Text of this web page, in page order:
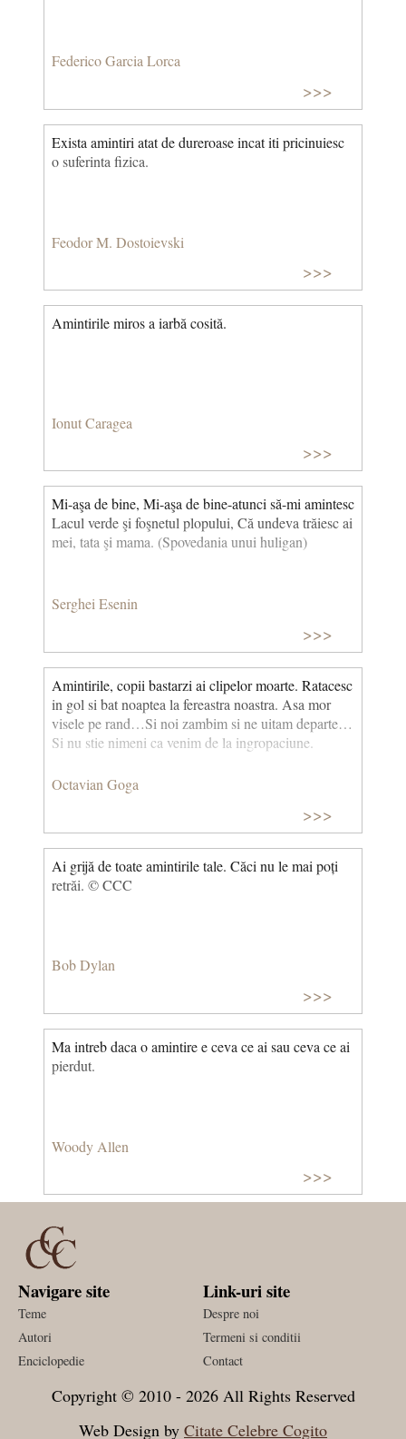
Federico Garcia Lorca
>>>
Exista amintiri atat de dureroase incat iti pricinuiesc
o suferinta fizica.
Feodor M. Dostoievski
>>>
Amintirile miros a iarbă cosită.
Ionut Caragea
>>>
Mi-aşa de bine, Mi-aşa de bine-atunci să-mi amintesc
Lacul verde şi foşnetul plopului, Că undeva trăiesc ai
mei, tata şi mama. (Spovedania unui huligan)
Serghei Esenin
>>>
Amintirile, copii bastarzi ai clipelor moarte. Ratacesc
in gol si bat noaptea la fereastra noastra. Asa mor
visele pe rand…Si noi zambim si ne uitam departe…
Si nu stie nimeni ca venim de la ingropaciune.
Octavian Goga
>>>
Ai grijă de toate amintirile tale. Căci nu le mai poți
retrăi. © CCC
Bob Dylan
>>>
Ma intreb daca o amintire e ceva ce ai sau ceva ce ai
pierdut.
Woody Allen
>>>
Navigare site
Teme
Autori
Enciclopedie
Link-uri site
Despre noi
Termeni si conditii
Contact
Copyright © 2010 - 2026 All Rights Reserved
Web Design by Citate Celebre Cogito